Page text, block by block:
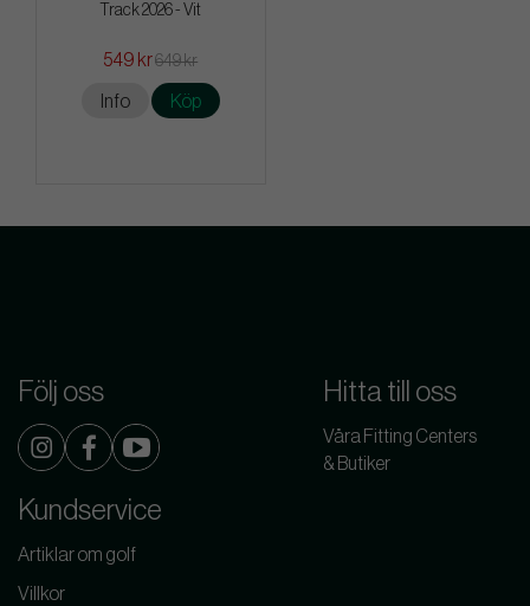
Track 2026 - Vit
549 kr649 kr
Info Köp
Följ oss Hitta till oss
Våra Fitting Centers
& Butiker
Kundservice
Artiklar om golf
Villkor